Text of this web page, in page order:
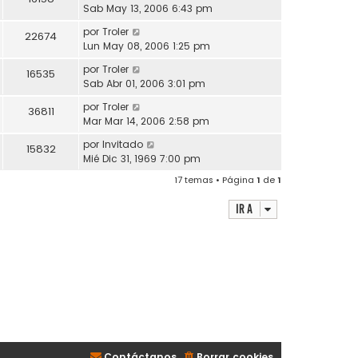
Sab May 13, 2006 6:43 pm
22674 por Troler
Lun May 08, 2006 1:25 pm
16535 por Troler
Sab Abr 01, 2006 3:01 pm
36811 por Troler
Mar Mar 14, 2006 2:58 pm
15832 por Invitado
Mié Dic 31, 1969 7:00 pm
17 temas • Página 1 de1
Ir a